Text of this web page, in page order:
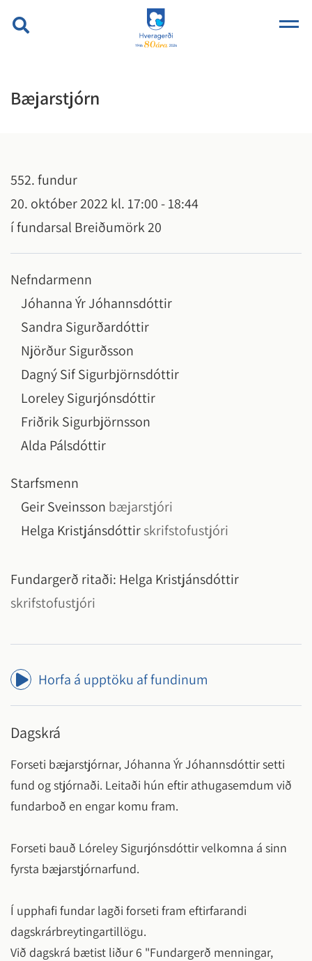
Bæjarstjórn
552. fundur
20. október 2022 kl. 17:00 - 18:44
í fundarsal Breiðumörk 20
Nefndarmenn
Jóhanna Ýr Jóhannsdóttir
Sandra Sigurðardóttir
Njörður Sigurðsson
Dagný Sif Sigurbjörnsdóttir
Loreley Sigurjónsdóttir
Friðrik Sigurbjörnsson
Alda Pálsdóttir
Starfsmenn
Geir Sveinsson bæjarstjóri
Helga Kristjánsdóttirskrifstofustjóri
Fundargerð ritaði: Helga Kristjánsdóttir
skrifstofustjóri
Horfa á upptöku af fundinum
Dagskrá
Forseti bæjarstjórnar, Jóhanna Ýr Jóhannsdóttir setti
fund og stjórnaði. Leitaði hún eftir athugasemdum við
fundarboð en engar komu fram.
Forseti bauð Lóreley Sigurjónsdóttir velkomna á sinn
fyrsta bæjarstjórnarfund.
Í upphafi fundar lagði forseti fram eftirfarandi
dagskrárbreytingartillögu.
Við dagskrá bætist liður 6 "Fundargerð menningar,